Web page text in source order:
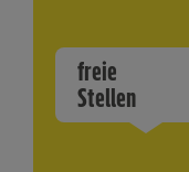
freie
Stellen